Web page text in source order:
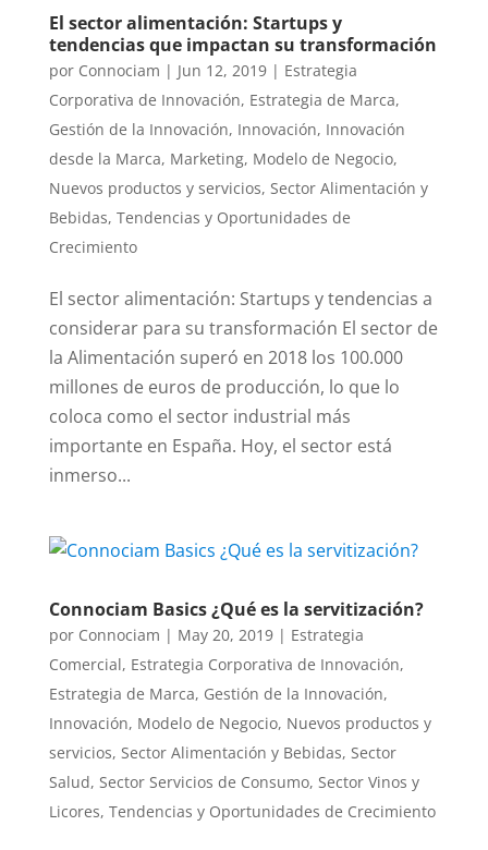
El sector alimentación: Startups y
tendencias que impactan su transformación
por Connociam | Jun 12, 2019| Estrategia
Corporativa de Innovación, Estrategia de Marca,
Gestión de la Innovación, Innovación, Innovación
desde la Marca, Marketing, Modelo de Negocio,
Nuevos productos y servicios, Sector Alimentación y
Bebidas, Tendencias y Oportunidades de
Crecimiento
El sector alimentación: Startups y tendencias a
considerar para su transformación El sector de
la Alimentación superó en 2018 los 100.000
millones de euros de producción, lo que lo
coloca como el sector industrial más
importante en España. Hoy, el sector está
inmerso...
Connociam Basics ¿Qué es la servitización?
por Connociam | May 20, 2019| Estrategia
Comercial, Estrategia Corporativa de Innovación,
Estrategia de Marca, Gestión de la Innovación,
Innovación, Modelo de Negocio, Nuevos productos y
servicios, Sector Alimentación y Bebidas, Sector
Salud, Sector Servicios de Consumo, Sector Vinos y
Licores, Tendencias y Oportunidades de Crecimiento